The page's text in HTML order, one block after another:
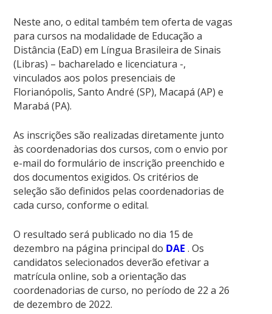
Neste ano, o edital também tem oferta de vagas
para cursos na modalidade de Educação a
Distância (EaD) em Língua Brasileira de Sinais
(Libras) – bacharelado e licenciatura -,
vinculados aos polos presenciais de
Florianópolis, Santo André (SP), Macapá (AP) e
Marabá (PA).
As inscrições são realizadas diretamente junto
às coordenadorias dos cursos, com o envio por
e-mail do formulário de inscrição preenchido e
dos documentos exigidos. Os critérios de
seleção são definidos pelas coordenadorias de
cada curso, conforme o edital.
O resultado será publicado no dia 15 de
dezembro na página principal do DAE. Os
candidatos selecionados deverão efetivar a
matrícula online, sob a orientação das
coordenadorias de curso, no período de 22 a 26
de dezembro de 2022.